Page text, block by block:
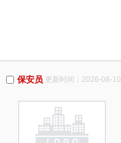
保安员 更新时间：2026-08-10